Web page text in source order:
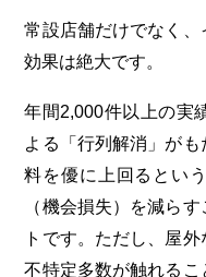
常設店舗だけでなく
効果は絶大です。
年間2,000件以上の実
よる「行列解消」が
料を優に上回るとい
（機会損失）を減ら
トです。ただし、屋
不特定多数が触れる